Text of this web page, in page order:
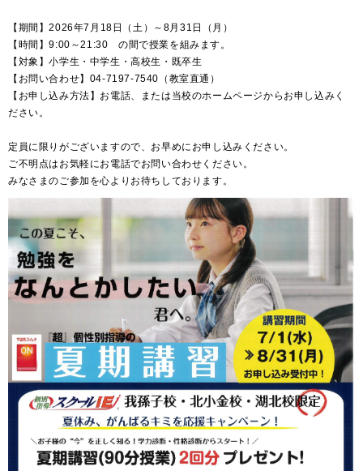
【期間】2026年7月18日（土）～8月31日（月）
【時間】9:00～21:30 の間で授業を組みます。
【対象】小学生・中学生・高校生・既卒生
【お問い合わせ】04-7197-7540（教室直通）
【お申し込み方法】お電話、または当校のホームページからお申し込みく
ださい。
定員に限りがございますので、お早めにお申し込みください。
ご不明点はお気軽にお電話でお問い合わせください。
みなさまのご参加を心よりお待ちしております。